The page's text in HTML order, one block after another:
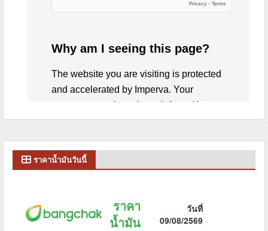
ราคาน้ำมันวันนี้